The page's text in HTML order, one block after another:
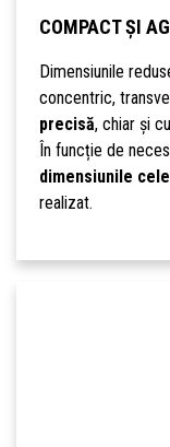
COMPACT ȘI
Dimensiunile
concentric,
precisă, chiar și
În funcție de
dimensiunile
realizat.